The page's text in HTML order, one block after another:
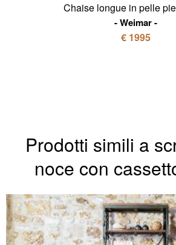
Chaise longue in pelle
Weimar
€ 1995
Prodotti simili a
noce con